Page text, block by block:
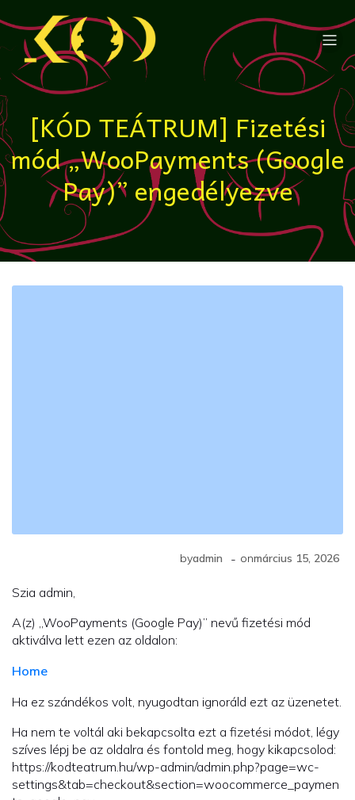
[KÓD TEÁTRUM] Fizetési
mód „WooPayments (Google
Pay)” engedélyezve
byadmin - onmárcius 15, 2026
Szia admin,
A(z) „WooPayments (Google Pay)” nevű fizetési mód
aktiválva lett ezen az oldalon:
Home
Ha ez szándékos volt, nyugodtan ignoráld ezt az üzenetet.
Ha nem te voltál aki bekapcsolta ezt a fizetési módot, légy
szíves lépj be az oldalra és fontold meg, hogy kikapcsolod:
https://kodteatrum.hu/wp-admin/admin.php?page=wc-
settings&tab=checkout&section=woocommerce_paymen